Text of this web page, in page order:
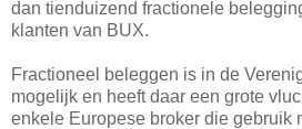
dan tienduizend fractionele
klanten van BUX.
Fractioneel beleggen is in de
mogelijk en heeft daar een grote
enkele Europese broker die gebruik